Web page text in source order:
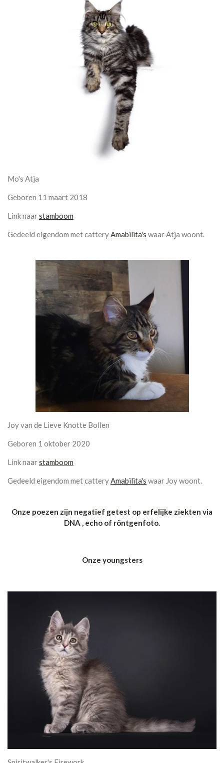
Mo's Atja
Geboren 11 maart 2018
Link naarstamboom
Gedeeld eigendom met catteryAmabilita's waar Atja woont.
Joy van de Lieve Knotte Bollen
Geboren 1 oktober 2020
Link naarstamboom
Gedeeld eigendom met catteryAmabilita's waar Joy woont.
Onze poezen zijn negatief getest op erfelijke ziekten via
DNA , echo of röntgenfoto.
Onze youngsters